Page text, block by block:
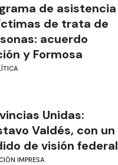
de asistencia
de trata de
acuerdo
y Formosa
Unidas:
Valdés, con un
de visión federal
IMPRESA